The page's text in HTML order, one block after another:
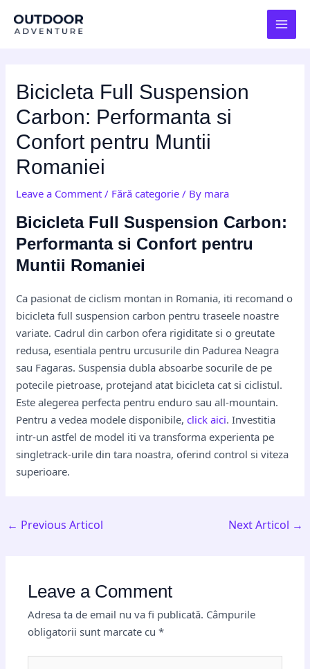
Bicicleta Full Suspension
Carbon: Performanta si
Confort pentru Muntii
Romaniei
Leave a Comment / Fără categorie / By mara
Bicicleta Full Suspension Carbon:
Performanta si Confort pentru
Muntii Romaniei
Ca pasionat de ciclism montan in Romania, iti recomand o
bicicleta full suspension carbon pentru traseele noastre
variate. Cadrul din carbon ofera rigiditate si o greutate
redusa, esentiala pentru urcusurile din Padurea Neagra
sau Fagaras. Suspensia dubla absoarbe socurile de pe
potecile pietroase, protejand atat bicicleta cat si ciclistul.
Este alegerea perfecta pentru enduro sau all-mountain.
Pentru a vedea modele disponibile,click aici. Investitia
intr-un astfel de model iti va transforma experienta pe
singletrack-urile din tara noastra, oferind control si viteza
superioare.
navigation
← Previous Articol Next Articol →
Leave a Comment
Adresa ta de email nu va fi publicată. Câmpurile
obligatorii sunt marcate cu*